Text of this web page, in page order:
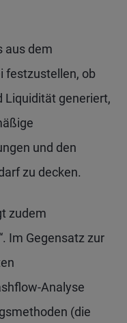
aus dem
festzustellen, ob
Liquidität generiert,
und den
zu decken.
zudem
Im Gegensatz zur
Analyse
(die